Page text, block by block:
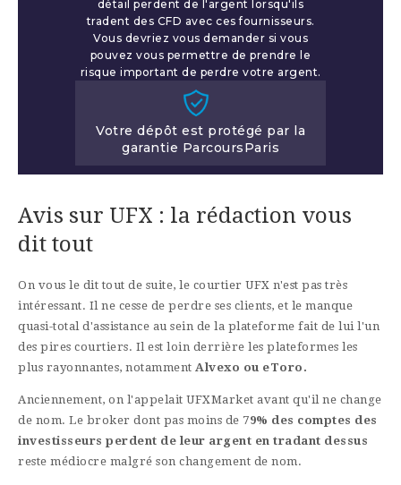
détail perdent de l'argent lorsqu'ils
tradent des CFD avec ces fournisseurs.
Vous devriez vous demander si vous
pouvez vous permettre de prendre le
risque important de perdre votre argent.
Votre dépôt est protégé par la
garantie ParcoursParis
Avis sur UFX : la rédaction vous
dit tout
On vous le dit tout de suite, le courtier UFX n'est pas très
intéressant. Il ne cesse de perdre ses clients, et le manque
quasi-total d'assistance au sein de la plateforme fait de lui l'un
des pires courtiers. Il est loin derrière les plateformes les
plus rayonnantes, notamment Alvexo ou eToro.
Anciennement, on l'appelait UFXMarket avant qu'il ne change
de nom. Le broker dont pas moins de 79% des comptes des
investisseurs perdent de leur argent en tradant dessus
reste médiocre malgré son changement de nom.